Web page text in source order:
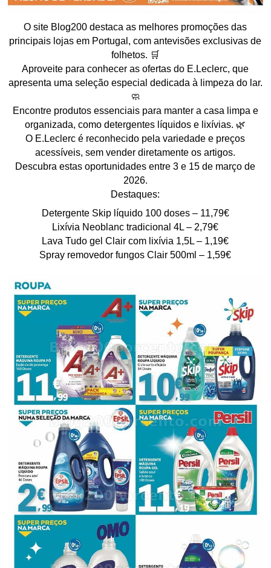
O site Blog200 destaca as melhores promoções das
principais lojas em Portugal, com antevisões exclusivas de
folhetos. 🛒
Aproveite para conhecer as ofertas do E.Leclerc, que
apresenta uma seleção especial dedicada à limpeza do lar.
🧼
Encontre produtos essenciais para manter a casa limpa e
organizada, como detergentes líquidos e lixívias. 🌿
O E.Leclerc é reconhecido pela variedade e preços
acessíveis, sem vender diretamente os artigos.
Descubra estas oportunidades entre 3 e 15 de março de
2026.
Destaques:
Detergente Skip líquido 100 doses – 11,79€
Lixívia Neoblanc tradicional 4L – 2,79€
Lava Tudo gel Clair com lixívia 1,5L – 1,19€
Spray removedor fungos Clair 500ml – 1,59€